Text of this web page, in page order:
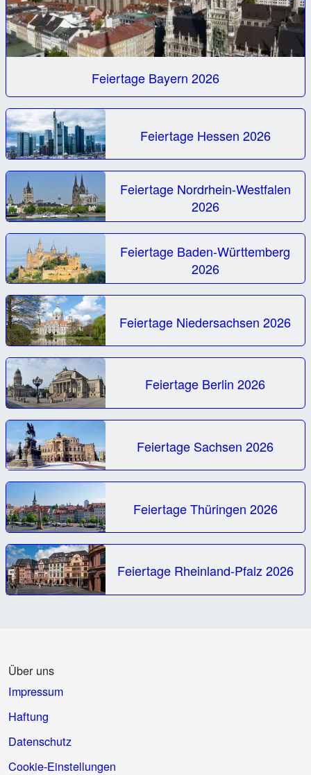
Feiertage Bayern 2026
Feiertage Hessen 2026
Feiertage Nordrhein-Westfalen
2026
Feiertage Baden-Württemberg
2026
Feiertage Niedersachsen 2026
Feiertage Berlin 2026
Feiertage Sachsen 2026
Feiertage Thüringen 2026
Feiertage Rheinland-Pfalz 2026
Über uns
Impressum
Haftung
Datenschutz
Cookie-Einstellungen